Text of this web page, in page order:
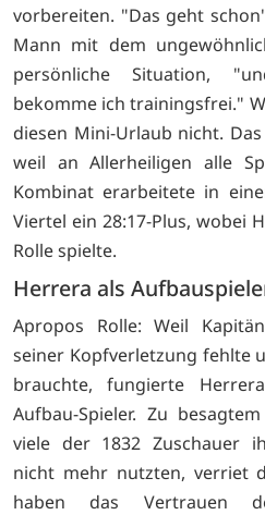
vorbereiten. "Das geht
Mann mit dem
persönliche Situation,
bekomme ich trainingsfrei."
diesen Mini-Urlaub nicht.
weil an Allerheiligen alle
Kombinat erarbeitete in
Viertel ein 28:17-Plus, wobei
Rolle spielte.
Herrera als
Apropos Rolle: Weil
seiner Kopfverletzung fehlte
brauchte, fungierte
Aufbau-Spieler. Zu
viele der 1832 Zuschauer
nicht mehr nutzten, verriet
haben das Vertrauen